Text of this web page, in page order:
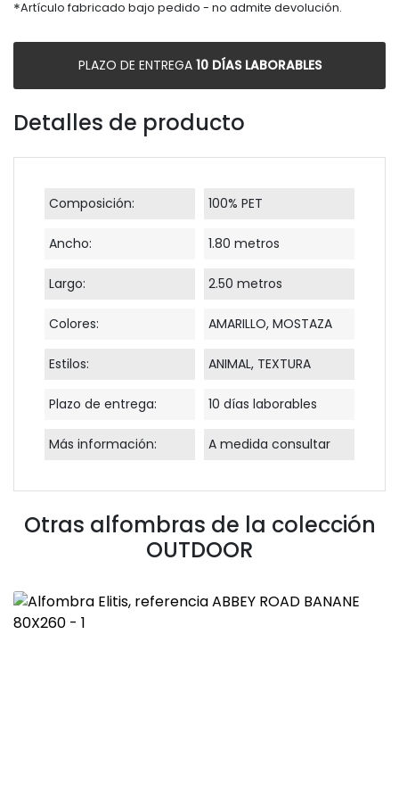
*Artículo fabricado bajo pedido - no admite devolución.
PLAZO DE ENTREGA 10 DÍAS LABORABLES
Detalles de producto
Composición: 100% PET
Ancho: 1.80 metros
Largo: 2.50 metros
Colores: AMARILLO, MOSTAZA
Estilos: ANIMAL, TEXTURA
Plazo de entrega: 10 días laborables
Más información: A medida consultar
Otras alfombras de la colección
OUTDOOR